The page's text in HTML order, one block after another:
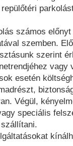
számos
szemben.
szerint
vagy
esetén
Végül,
speciális